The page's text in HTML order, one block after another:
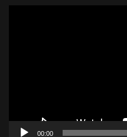
00:00